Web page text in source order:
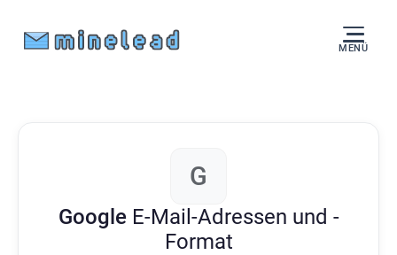
MENÜ
G
Google E-Mail-Adressen und -
Format